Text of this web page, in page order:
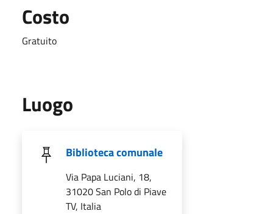
Costo
Gratuito
Luogo
Biblioteca comunale
Via Papa Luciani, 18,
31020 San Polo di Piave
TV, Italia